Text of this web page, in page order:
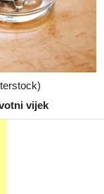
vijek